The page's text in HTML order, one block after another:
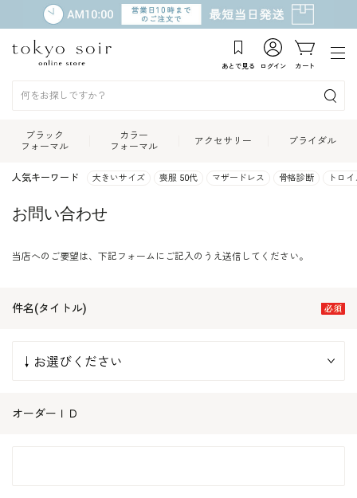
あとで見る ログイン カート
ブラック
フォーマル
カラー
フォーマル
アクセサリー ブライダル
人気キーワード 大きいサイズ 喪服 50代 マザードレス 骨格診断 トロ
お問い合わせ
当店へのご要望は、下記フォームにご記入のうえ送信してください。
件名(タイトル)
オーダーＩＤ